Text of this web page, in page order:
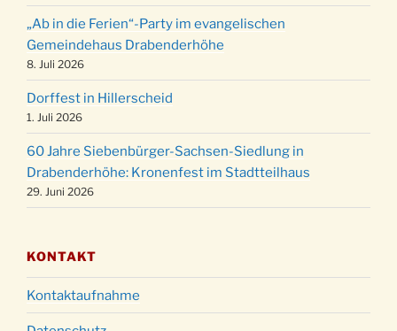
24.12.
Weihnachtsgottesdienst in der Kirche um
15:00 Uhr
24.12.
Weihnachtsgottesdienst in der Kirche um
18:00 Uhr
24.12.
Christmette mit der ev. Jugend in der Kirche
um 23:00 Uhr
31.12.
Gottesdienst zu Silvester in der Kirche um
18:00 Uhr
„Ab in die Ferien“-Party im evangelischen
Gemeindehaus Drabenderhöhe
8. Juli 2026
Dorffest in Hillerscheid
1. Juli 2026
60 Jahre Siebenbürger-Sachsen-Siedlung in
Drabenderhöhe: Kronenfest im Stadtteilhaus
29. Juni 2026
KONTAKT
Kontaktaufnahme